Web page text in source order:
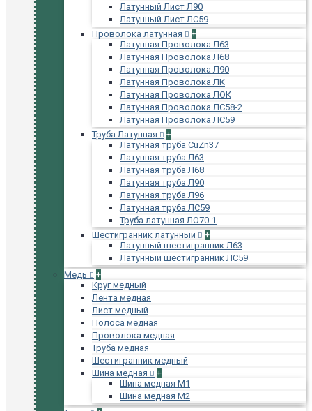
Латунный Лист Л90
Латунный Лист ЛС59
Проволока латунная
+
Латунная Проволока Л63
Латунная Проволока Л68
Латунная Проволока Л90
Латунная Проволока ЛК
Латунная Проволока ЛОК
Латунная Проволока ЛС58-2
Латунная Проволока ЛС59
Труба Латунная
+
Латунная труба CuZn37
Латунная труба Л63
Латунная труба Л68
Латунная труба Л90
Латунная труба Л96
Латунная труба ЛС59
Труба латунная ЛО70-1
Шестигранник латунный
+
Латунный шестигранник Л63
Латунный шестигранник ЛС59
Медь
+
Круг медный
Лента медная
Лист медный
Полоса медная
Проволока медная
Труба медная
Шестигранник медный
Шина медная
+
Шина медная М1
Шина медная М2